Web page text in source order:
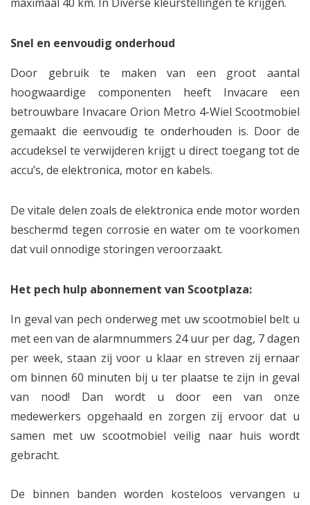
Snel en eenvoudig onderhoud
Door gebruik te maken van een groot aantal
hoogwaardige componenten heeft Invacare een
betrouwbare Invacare Orion Metro 4-Wiel Scootmobiel
gemaakt die eenvoudig te onderhouden is. Door de
accudeksel te verwijderen krijgt u direct toegang tot de
accu’s, de elektronica, motor en kabels.
De vitale delen zoals de elektronica ende motor worden
beschermd tegen corrosie en water om te voorkomen
dat vuil onnodige storingen veroorzaakt.
Het pech hulp abonnement van Scootplaza:
In geval van pech onderweg met uw scootmobiel belt u
met een van de alarmnummers 24 uur per dag, 7 dagen
per week, staan zij voor u klaar en streven zij ernaar
om binnen 60 minuten bij u ter plaatse te zijn in geval
van nood! Dan wordt u door een van onze
medewerkers opgehaald en zorgen zij ervoor dat u
samen met uw scootmobiel veilig naar huis wordt
gebracht.
De binnen banden worden kosteloos vervangen u